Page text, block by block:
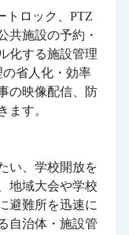
トロック、PTZ
共施設の予約・
化する施設管理
省人化・効率
の映像配信、防
ます。
い、学校開放を
地域大会や学校
避難所を迅速に
自治体・施設管